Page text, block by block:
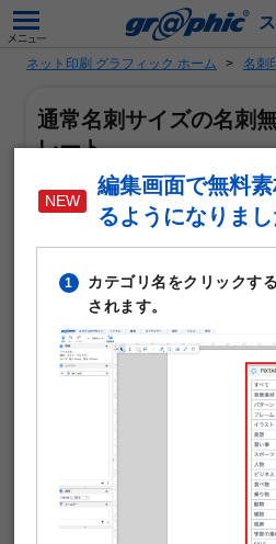
ネット印刷 グラフィック ホーム 名刺
通常名刺サイズの名刺
レート
「通常名刺サイズ（55×91mm）
使える無料デザインテンプレー
るだけで本格的な名刺が作成で
編集画面で無料素
るようになりまし
1
カテゴリ名をクリックす
されます。